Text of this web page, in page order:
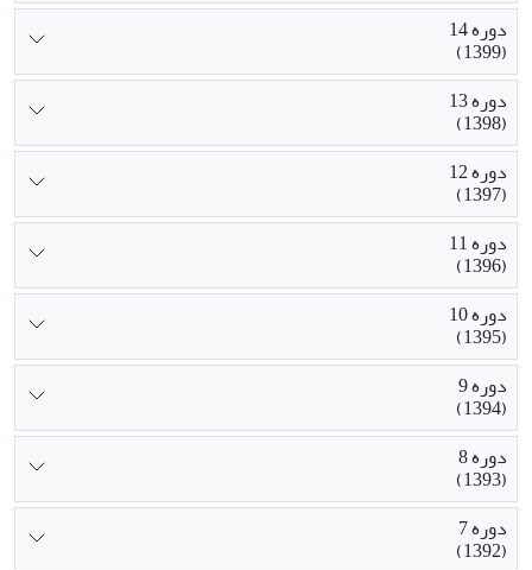
دوره 14
(1399)
دوره 13
(1398)
دوره 12
(1397)
دوره 11
(1396)
دوره 10
(1395)
دوره 9
(1394)
دوره 8
(1393)
دوره 7
(1392)